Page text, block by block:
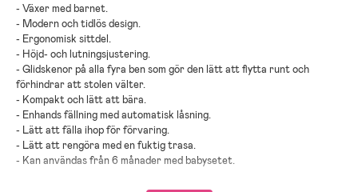
- Växer med barnet.
- Modern och tidlös design.
- Ergonomisk sittdel.
- Höjd- och lutningsjustering.
- Glidskenor på alla fyra ben som gör den lätt att flytta runt och
förhindrar att stolen välter.
- Kompakt och lätt att bära.
- Enhands fällning med automatisk låsning.
- Lätt att fälla ihop för förvaring.
- Lätt att rengöra med en fuktig trasa.
- Kan användas från 6 månader med babysetet.